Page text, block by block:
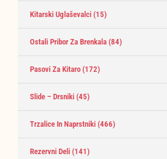
Kitarski Uglaševalci (15)
Ostali Pribor Za Brenkala (84)
Pasovi Za Kitaro (172)
Slide – Drsniki (45)
Trzalice In Naprstniki (466)
Rezervni Deli (141)